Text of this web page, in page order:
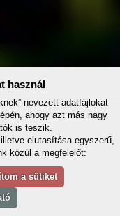
használ
nevezett adatfájlokat
ahogy azt más nagy
is teszik.
elutasítása egyszerű,
közül a megfelelőt:
a sütiket